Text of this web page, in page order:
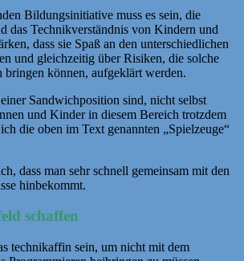
Bildungsinitiative muss es sein, die
das Technikverständnis von Kindern und
dass sie Spaß an den unterschiedlichen
und gleichzeitig über Risiken, die solche
bringen können, aufgeklärt werden.
Sandwichposition sind, nicht selbst
und Kinder in diesem Bereich trotzdem
die oben im Text genannten „Spielzeuge“
dass man sehr schnell gemeinsam mit den
hinbekommt.
schaffen
technikaffin sein, um nicht mit dem